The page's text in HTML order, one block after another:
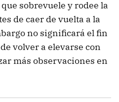
sobrevuele y rodee la
de caer de vuelta a la
no significará el fin
volver a elevarse con
más observaciones en